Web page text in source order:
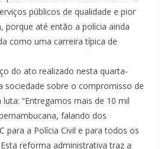
públicos de qualidade e pior
porque até então a polícia ainda
como uma carreira típica de
do ato realizado nesta quarta-
sociedade sobre o compromisso de
“Entregamos mais de 10 mil
falando dos
para a Polícia Civil e para todos os
reforma administrativa traz a